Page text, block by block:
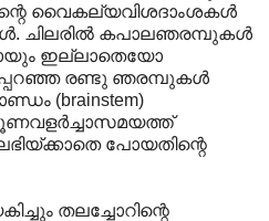
വൈകല്യവിശദാംശകൾ
ചിലരിൽ കപാലഞരമ്പുകൾ
ഇല്ലാതെയോ
രണ്ടു ഞരമ്പുകൾ
(brainstem)
പോയതിന്റെ
തലച്ചോറിന്റെ